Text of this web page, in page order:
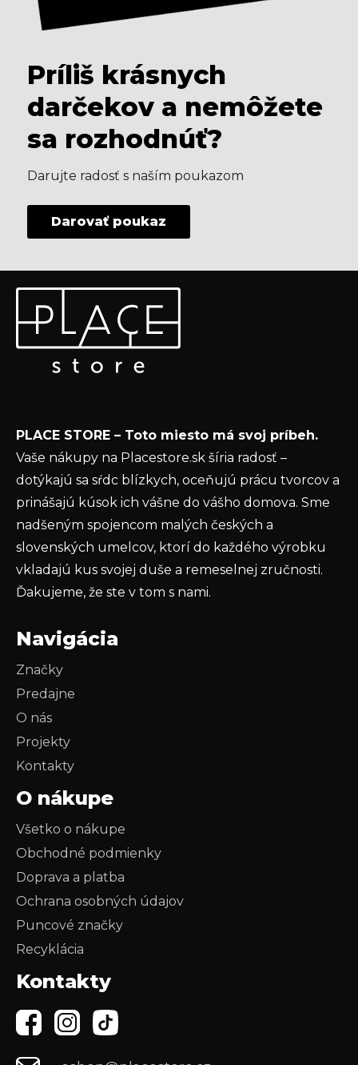
Príliš krásnych
darčekov a nemôžete
sa rozhodnúť?
Darujte radosť s naším poukazom
Darovať poukaz
Odoberať newsletter
Vložte svoj e-mail a my Vám budeme zasielať informácie
o nových produktoch na našom e-shope.
ochrany osobných údajov
PRIHLÁSIŤ SA
PLACE STORE – Toto miesto má svoj príbeh.
Vaše nákupy na Placestore.sk šíria radosť –
dotýkajú sa sŕdc blízkych, oceňujú prácu tvorcov a
prinášajú kúsok ich vášne do vášho domova. Sme
nadšeným spojencom malých českých a
slovenských umelcov, ktorí do každého výrobku
vkladajú kus svojej duše a remeselnej zručnosti.
Ďakujeme, že ste v tom s nami.
Navigácia
Značky
Predajne
O nás
Projekty
Kontakty
O nákupe
Všetko o nákupe
Obchodné podmienky
Doprava a platba
Ochrana osobných údajov
Puncové značky
Recyklácia
Kontakty